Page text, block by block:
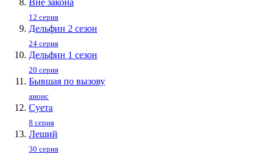
Вне закона
12 серия
Дельфин 2 сезон
24 серия
Дельфин 1 сезон
20 серия
Бывшая по вызову
анонс
Суета
8 серия
Леший
30 серия